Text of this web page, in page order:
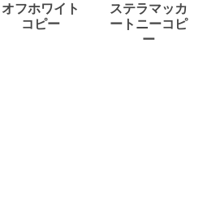
オフホワイト
コピー
ステラマッカ
ートニーコピ
ー